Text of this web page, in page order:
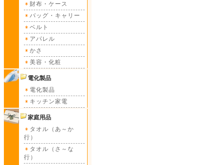
財布・ケース
バッグ・キャリー
ベルト
アパレル
かさ
美容・化粧
電化製品
電化製品
キッチン家電
家庭用品
タオル（あ～か
行）
タオル（さ～な
行）